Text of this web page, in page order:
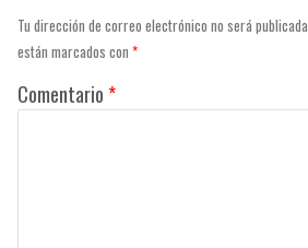
Tu dirección de correo electrónico no será publicada.
están marcados con *
Comentario *